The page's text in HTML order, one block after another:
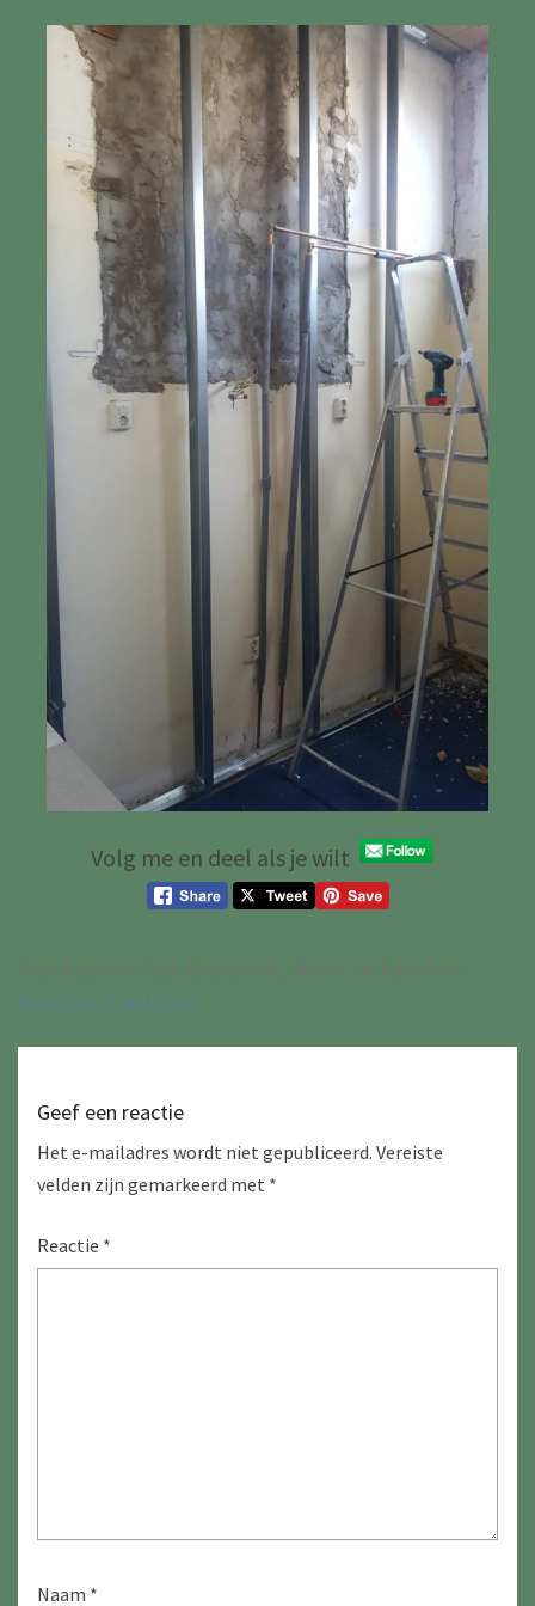
Volg me en deel als je wilt
Reactie Plaatsen
Geef een reactie
Het e-mailadres wordt niet gepubliceerd. Vereiste
velden zijn gemarkeerd met *
Reactie *
Naam *